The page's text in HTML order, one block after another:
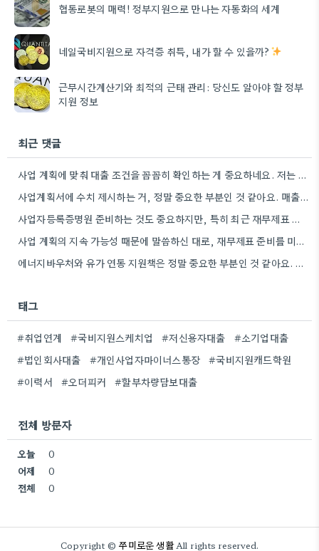
협동로봇의 매력! 정부지원으로 만나는 자동화의 세계
네일국비지원으로 자격증 취득, 내가 할 수 있을까?
근무시간계산기와 최적의 근태 관리: 당신도 알아야 할 정부
지원 정보
최근 댓글
사업 계획에 맞춰 대출 조건을 꼼꼼히 확인하는 게 중요하네요. 저는 사업 확장 시 금리 변화를…
사업계획서에 수치 제시하는 거, 정말 중요한 부분인 것 같아요. 매출 성장률이나 고용 목표를 구체적으로 적으면…
사업자등록증명원 준비하는 것도 중요하지만, 특히 최근 재무제표 유효기간 꼭 확인해야 해요. 제가 최근 사업 계획서…
사업 계획의 지속 가능성 때문에 말씀하신 대로, 재무제표 준비를 미리 해두는 게 정말 중요하네요. 특히…
에너지바우처와 유가 연동 지원책은 정말 중요한 부분인 것 같아요. 특히 농어민분들이 에너지 가격 변동에 덜…
태그
#취업연계 #국비지원스케치업 #저신용자대출
#소기업대출
#법인회사대출
#개인사업자마이너스통장
#국비지원캐드학원
#이력서
#오더피커 #할부차량담보대출
전체 방문자
오늘
0
어제
0
전체
0
Copyright ©쭈미로운 생활All rights reserved.